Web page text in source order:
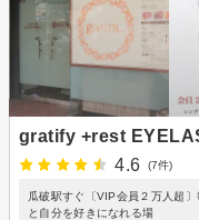
gratify +rest
4.6
(7件)
瓜破駅すぐ〔VIP会員２万人超
と自分を好きになれる場